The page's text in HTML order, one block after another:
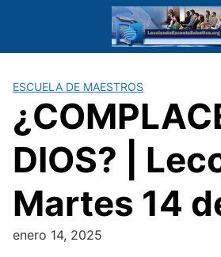
ESCUELA DE MAESTROS
DIOS? |
Martes 14
enero 14, 2025